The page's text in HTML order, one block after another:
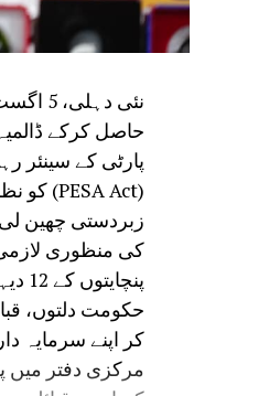
حاصل کرکے
پارٹی کے سینئر
زبردستی چھین
کی منظوری
حکومت دلتوں،
کر اپنے سرمایہ
مرکزی دفتر